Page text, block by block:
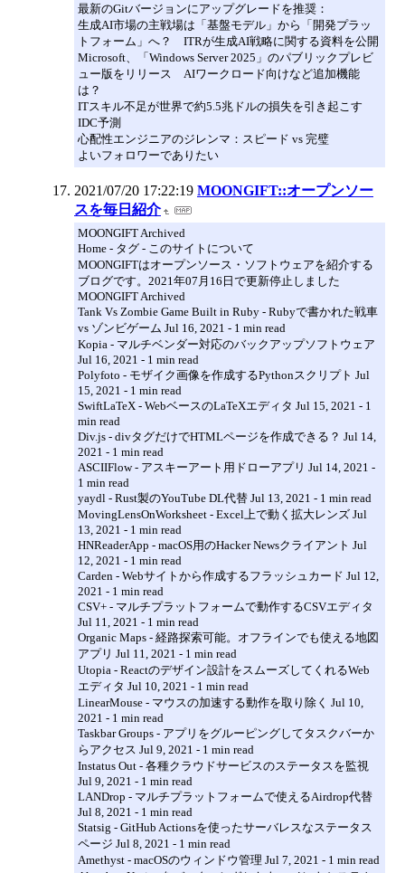
最新のGitバージョンにアップグレードを推奨：
生成AI市場の主戦場は「基盤モデル」から「開発プラッ
トフォーム」へ？ ITRが生成AI戦略に関する資料を公開
Microsoft、「Windows Server 2025」のパブリックプレビ
ュー版をリリース AIワークロード向けなど追加機能
は？
ITスキル不足が世界で約5.5兆ドルの損失を引き起こす
IDC予測
心配性エンジニアのジレンマ：スピード vs 完璧
よいフォロワーでありたい
2021/07/20 17:22:19 MOONGIFT::オープンソー
スを毎日紹介
MOONGIFT Archived
Home - タグ - このサイトについて
MOONGIFTはオープンソース・ソフトウェアを紹介する
ブログです。2021年07月16日で更新停止しました
MOONGIFT Archived
Tank Vs Zombie Game Built in Ruby - Rubyで書かれた戦車
vs ゾンビゲーム Jul 16, 2021 - 1 min read
Kopia - マルチベンダー対応のバックアップソフトウェア
Jul 16, 2021 - 1 min read
Polyfoto - モザイク画像を作成するPythonスクリプト Jul
15, 2021 - 1 min read
SwiftLaTeX - WebベースのLaTeXエディタ Jul 15, 2021 - 1
min read
Div.js - divタグだけでHTMLページを作成できる？ Jul 14,
2021 - 1 min read
ASCIIFlow - アスキーアート用ドローアプリ Jul 14, 2021 -
1 min read
yaydl - Rust製のYouTube DL代替 Jul 13, 2021 - 1 min read
MovingLensOnWorksheet - Excel上で動く拡大レンズ Jul
13, 2021 - 1 min read
HNReaderApp - macOS用のHacker Newsクライアント Jul
12, 2021 - 1 min read
Carden - Webサイトから作成するフラッシュカード Jul 12,
2021 - 1 min read
CSV+ - マルチプラットフォームで動作するCSVエディタ
Jul 11, 2021 - 1 min read
Organic Maps - 経路探索可能。オフラインでも使える地図
アプリ Jul 11, 2021 - 1 min read
Utopia - Reactのデザイン設計をスムーズしてくれるWeb
エディタ Jul 10, 2021 - 1 min read
LinearMouse - マウスの加速する動作を取り除く Jul 10,
2021 - 1 min read
Taskbar Groups - アプリをグルーピングしてタスクバーか
らアクセス Jul 9, 2021 - 1 min read
Instatus Out - 各種クラウドサービスのステータスを監視
Jul 9, 2021 - 1 min read
LANDrop - マルチプラットフォームで使えるAirdrop代替
Jul 8, 2021 - 1 min read
Statsig - GitHub Actionsを使ったサーバレスなステータス
ページ Jul 8, 2021 - 1 min read
Amethyst - macOSのウィンドウ管理 Jul 7, 2021 - 1 min read